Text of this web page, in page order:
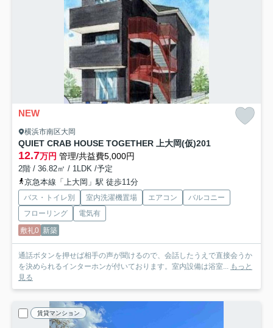
NEW
横浜市南区大岡
QUIET CRAB HOUSE TOGETHER 上大岡(仮)201
12.7万円 管理/共益費5,000円
2階 / 36.82㎡ / 1LDK /予定
京急本線「上大岡」駅 徒歩11分
バス・トイレ別 室内洗濯機置場 エアコン
バルコニー
フローリング
電気有
敷礼0 新築
通話ボタンを押せば相手の声が聞けるので、会話したうえで直接会うか
を決められるインターホンが付いております。室内設備は浴室... もっと
見る
賃貸マンション